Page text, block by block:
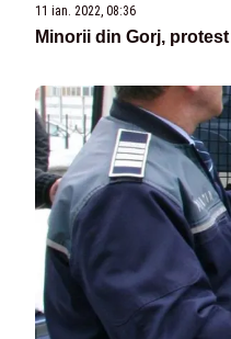
11 ian. 2022, 08:36
Minorii din Gorj,